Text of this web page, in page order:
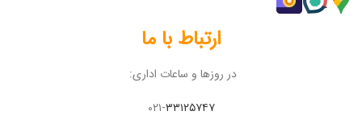
ارتباط با ما
در روزها و ساعات اداری:
۰۲۱-۳۳۱۲۵۷۴۷